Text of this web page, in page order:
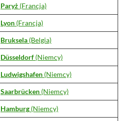
Paryż (Francja)
Lyon (Francja)
Bruksela (Belgia)
Düsseldorf (Niemcy)
Ludwigshafen (Niemcy)
Saarbrücken (Niemcy)
Hamburg (Niemcy)